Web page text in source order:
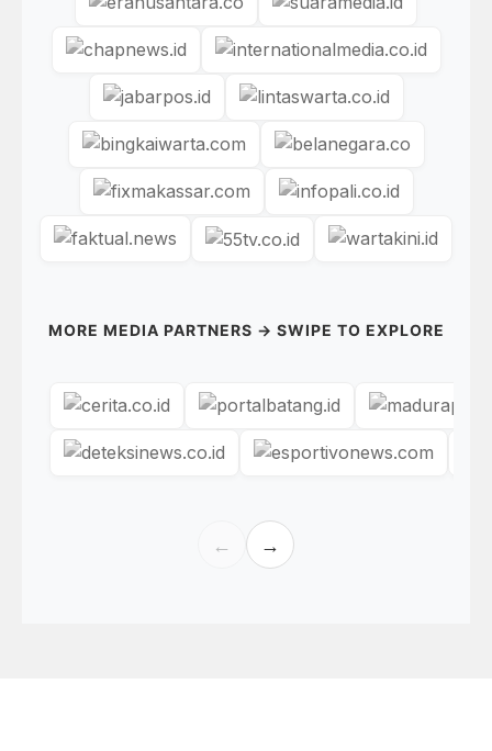
MORE MEDIA PARTNERS → SWIPE TO EXPLORE
← →